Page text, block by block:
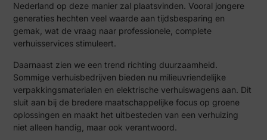
Nederland op deze manier zal plaatsvinden. Vooral jongere
generaties hechten veel waarde aan tijdsbesparing en
gemak, wat de vraag naar professionele, complete
verhuisservices stimuleert.
Daarnaast zien we een trend richting duurzaamheid.
Sommige verhuisbedrijven bieden nu milieuvriendelijke
verpakkingsmaterialen en elektrische verhuiswagens aan. Dit
sluit aan bij de bredere maatschappelijke focus op groene
oplossingen en maakt het uitbesteden van een verhuizing
niet alleen handig, maar ook verantwoord.